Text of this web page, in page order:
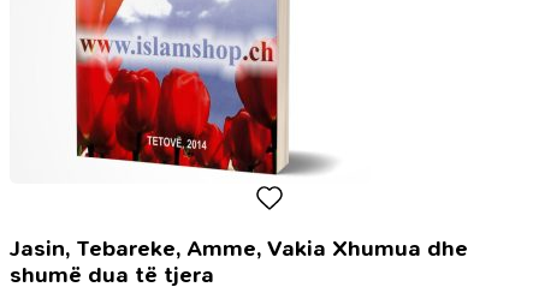
Jasin, Tebareke, Amme, Vakia Xhumua dhe
shumë dua të tjera